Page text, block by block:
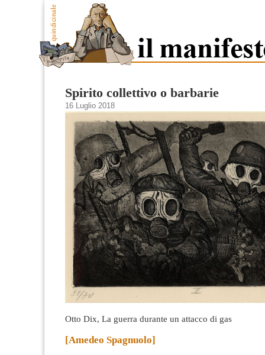
Spirito collettivo o barbarie
16 Luglio 2018
Otto Dix, La guerra durante un attacco di gas
[Amedeo Spagnuolo]